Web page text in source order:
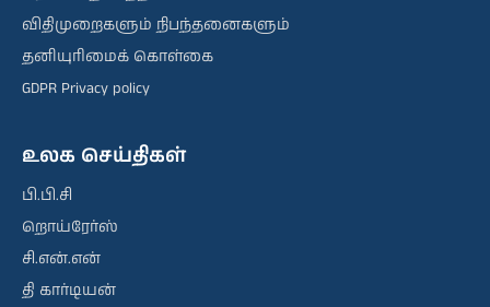
விதிமுறைகளும் நிபந்தனைகளும்
தனியுரிமைக் கொள்கை
GDPR Privacy policy
உலக செய்திகள்
பி.பி.சி
றொய்ரேர்ஸ்
சி.என்.என்
தி கார்டியன்